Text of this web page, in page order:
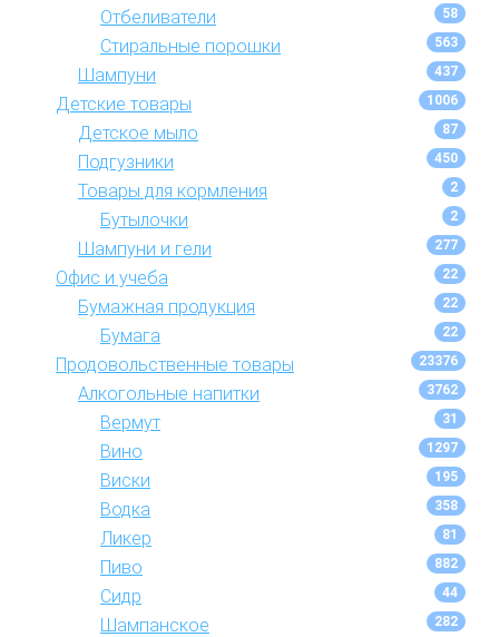
Отбеливатели 58
Стиральные порошки 563
Шампуни 437
Детские товары 1006
Детское мыло 87
Подгузники 450
Товары для кормления 2
Бутылочки 2
Шампуни и гели 277
Офис и учеба 22
Бумажная продукция 22
Бумага 22
Продовольственные товары 23376
Алкогольные напитки 3762
Вермут 31
Вино 1297
Виски 195
Водка 358
Ликер 81
Пиво 882
Сидр 44
Шампанское 282